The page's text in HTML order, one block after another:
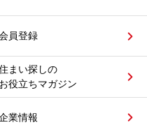
員登録
まい探しの
お役立ちマガジン
業情報